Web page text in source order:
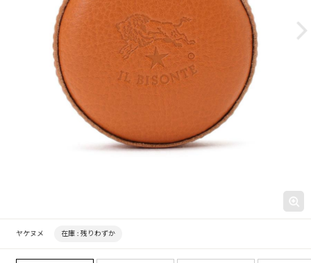
ヤケヌメ 在庫 : 残りわずか